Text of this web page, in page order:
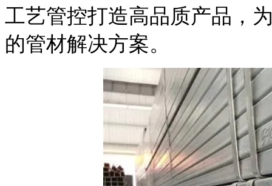
工艺管控打造高品质产品，
的管材解决方案。